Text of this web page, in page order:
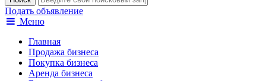
Подать объявление
Меню
Главная
Продажа бизнеса
Покупка бизнеса
Аренда бизнеса